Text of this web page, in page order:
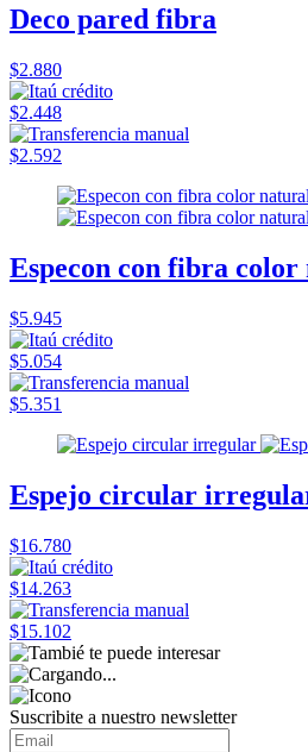
Deco pared fibra
$2.880
$2.448
$2.592
Especon con fibra
$5.945
$5.054
$5.351
Espejo circular
$16.780
$14.263
$15.102
Suscribite a nuestro newsletter